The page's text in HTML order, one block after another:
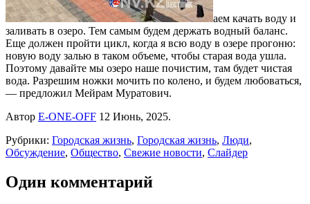
аем качать воду и
заливать в озеро. Тем самым будем держать водный баланс.
Еще должен пройти цикл, когда я всю воду в озере прогоню:
новую воду залью в таком объеме, чтобы старая вода ушла.
Поэтому давайте мы озеро наше почистим, там будет чистая
вода. Разрешим ножки мочить по колено, и будем любоваться,
— предложил Мейрам Муратович.
Автор E-ONE-OFF 12 Июнь, 2025.
Рубрики: Городская жизнь, Городская жизнь, Люди,
Обсуждение, Общество, Свежие новости, Слайдер
Один комментарий